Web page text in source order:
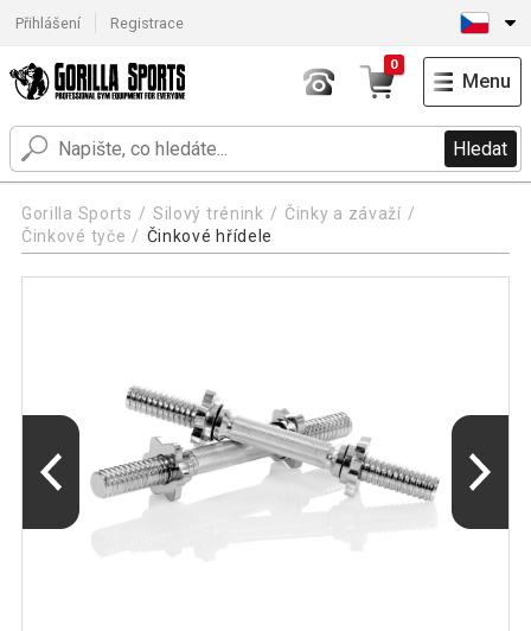
Přihlášení Registrace
Hledat
0
Menu
Gorilla Sports Silový trénink
Činky a závaží
Činkové tyče
Činkové hřídele